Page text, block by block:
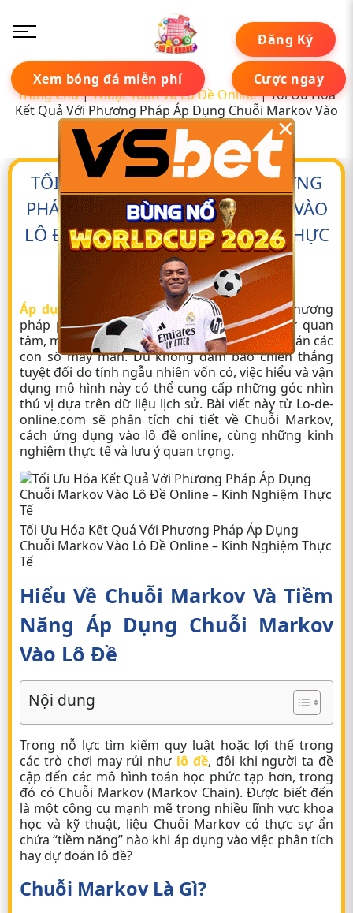
Cược ngay
Đăng Ký
Xem bóng đá miễn phí
Trang Chủ|Thuật Toán Và Lô Đề Online|Tối Ưu Hóa
Kết Quả Với Phương Pháp Áp Dụng Chuỗi Markov Vào
Lô Đề Online – Kinh Nghiệm Thực Tế
TỐI ƯU HÓA KẾT QUẢ VỚI PHƯƠNG
PHÁP ÁP DỤNG CHUỖI MARKOV VÀO
LÔ ĐỀ ONLINE – KINH NGHIỆM THỰC
TẾ
Peter Đặng02 tháng 05, 2025
Áp dụng Chuỗi Markov vào lô đề
là một phương
pháp phân tích xác suất đang nhận được sự quan
tâm, mở ra hướng tiếp cận mới cho việc dự đoán các
con số may mắn. Dù không đảm bảo chiến thắng
tuyệt đối do tính ngẫu nhiên vốn có, việc hiểu và vận
dụng mô hình này có thể cung cấp những góc nhìn
thú vị dựa trên dữ liệu lịch sử. Bài viết này từ Lo-de-
online.com sẽ phân tích chi tiết về Chuỗi Markov,
cách ứng dụng vào lô đề online, cùng những kinh
nghiệm thực tế và lưu ý quan trọng.
Tối Ưu Hóa Kết Quả Với Phương Pháp Áp Dụng
Chuỗi Markov Vào Lô Đề Online – Kinh Nghiệm Thực
Tế
Hiểu Về Chuỗi Markov Và Tiềm
Năng Áp Dụng Chuỗi Markov
Vào Lô Đề
Nội dung
Trong nỗ lực tìm kiếm quy luật hoặc lợi thế trong
các trò chơi may rủi như lô đề, đôi khi người ta đề
cập đến các mô hình toán học phức tạp hơn, trong
đó có Chuỗi Markov (Markov Chain). Được biết đến
là một công cụ mạnh mẽ trong nhiều lĩnh vực khoa
học và kỹ thuật, liệu Chuỗi Markov có thực sự ẩn
chứa “tiềm năng” nào khi áp dụng vào việc phân tích
hay dự đoán lô đề?
Chuỗi Markov Là Gì?
×